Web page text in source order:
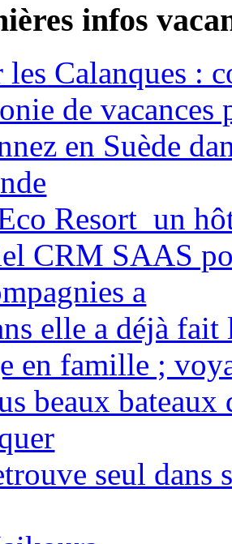
infos
Calanques :
de vacances
en Suède
Resort un
CRM SAAS
a
elle a déjà
en famille ;
beaux bateaux
seul dans